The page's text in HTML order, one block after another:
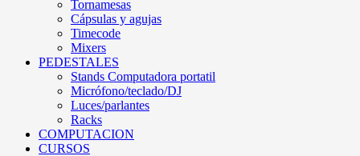
Tornamesas
Cápsulas y agujas
Timecode
Mixers
PEDESTALES
Stands Computadora portatil
Micrófono/teclado/DJ
Luces/parlantes
Racks
COMPUTACION
CURSOS